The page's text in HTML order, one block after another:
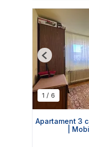
1 / 6
Previous
Apartament 3
|